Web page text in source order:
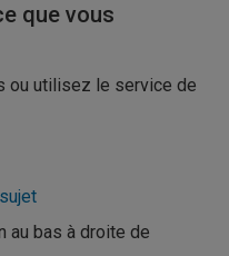
que vous
ou utilisez le service de
au bas à droite de